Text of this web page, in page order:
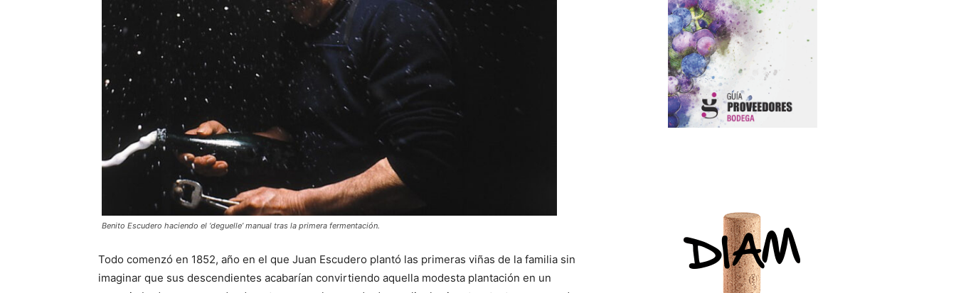
Benito Escudero haciendo el ‘deguelle’ manual tras la primera fermentación.
Todo comenzó en 1852, año en el que Juan Escudero plantó las primeras viñas de la familia sin
imaginar que sus descendientes acabarían convirtiendo aquella modesta plantación en un